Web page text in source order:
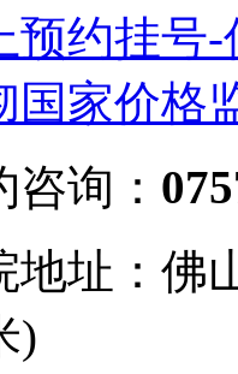
预约挂号
国家价格
咨询：
地址：佛
)